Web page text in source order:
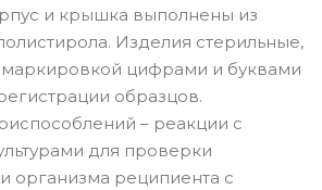
и крышка выполнены из
Изделия стерильные,
цифрами и буквами
образцов.
– реакции с
для проверки
организма реципиента с